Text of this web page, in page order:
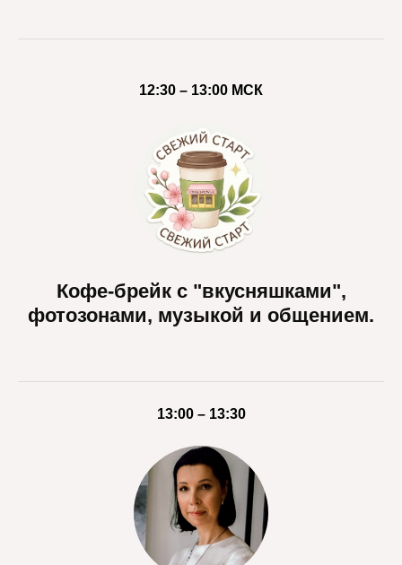
12:30 – 13:00 МСК
Кофе-брейк с "вкусняшками",
фотозонами, музыкой и общением.
13:00 – 13:30